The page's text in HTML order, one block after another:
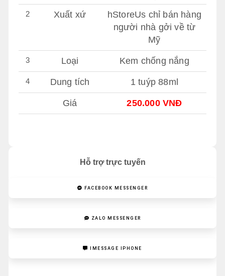
Hỗ trợ trực tuyến
FACEBOOK MESSENGER
ZALO MESSENGER
IMESSAGE IPHONE
2 Xuất xứ
hStoreUs chỉ bán hàng
người nhà gởi về từ
Mỹ
3 Loại Kem chống nắng
4 Dung tích 1 tuýp 88ml
Giá 250.000 VNĐ